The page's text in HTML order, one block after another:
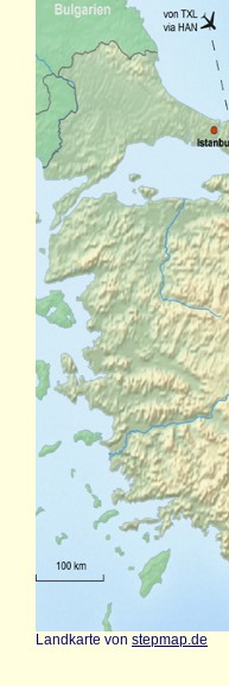
Landkarte von stepmap.de